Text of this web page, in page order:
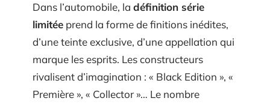
Dans l’automobile, la définition série
limitée prend la forme de finitions inédites,
d’une teinte exclusive, d’une appellation qui
marque les esprits. Les constructeurs
rivalisent d’imagination : « Black Edition », «
Première », « Collector »… Le nombre